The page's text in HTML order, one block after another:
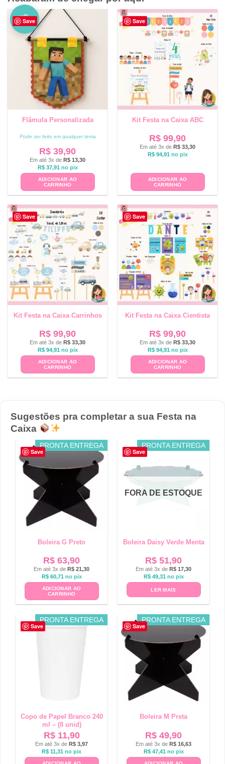
Save
NO
VO
Flâmula Personalizada
Pode ser feito em qualquer tema
R$ 39,90
Em até 3x de R$ 13,30
R$37,91 no pix
ADICIONAR AO
CARRINHO
Save
Kit Festa na Caixa ABC
R$ 99,90
Em até 3x de R$ 33,30
R$94,91 no pix
ADICIONAR AO
CARRINHO
Save
Kit Festa na Caixa Carrinhos
R$ 99,90
Em até 3x de R$ 33,30
R$94,91 no pix
ADICIONAR AO
CARRINHO
Save
Kit Festa na Caixa Cientista
R$ 99,90
Em até 3x de R$ 33,30
R$94,91 no pix
ADICIONAR AO
CARRINHO
Sugestões pra completar a sua Festa na
Caixa
Save
PRONTA ENTREGA
Boleira G Preto
R$ 63,90
Em até 3x de R$ 21,30
R$60,71 no pix
ADICIONAR AO
CARRINHO
Save
PRONTA ENTREGA
FORA DE ESTOQUE
Boleira Daisy Verde Menta
R$ 51,90
Em até 3x de R$ 17,30
R$49,31 no pix
LER MAIS
Save
PRONTA ENTREGA
Copo de Papel Branco 240
ml – (8 unid)
R$11,90
Em até 3x de R$ 3,97
R$ 11,31 no pix
Save
PRONTA ENTREGA
Boleira M Preta
R$ 49,90
Em até 3x de R$ 16,63
R$47,41 no pix